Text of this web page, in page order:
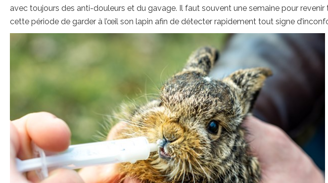
avec toujours des anti-douleurs et du gavage. Il faut souvent une semaine pour
cette période de garder à l’œil son lapin afin de détecter rapidement tout signe